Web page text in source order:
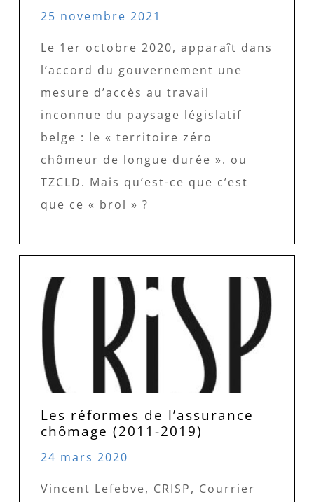
25 novembre 2021
Le 1er octobre 2020, apparaît dans
l’accord du gouvernement une
mesure d’accès au travail
inconnue du paysage législatif
belge : le « territoire zéro
chômeur de longue durée ». ou
TZCLD. Mais qu’est-ce que c’est
que ce « brol » ?
Les réformes de l’assurance
chômage (2011-2019)
24 mars 2020
Vincent Lefebve, CRISP, Courrier